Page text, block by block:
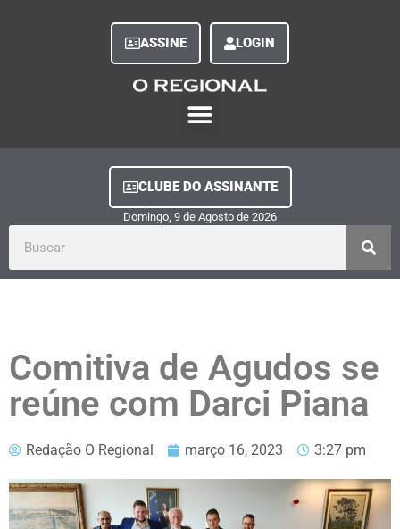
ASSINE LOGIN
CLUBE DO ASSINANTE
Domingo, 9 de Agosto de 2026
Comitiva de Agudos se
reúne com Darci Piana
Redação O Regional março 16, 2023 3:27 pm